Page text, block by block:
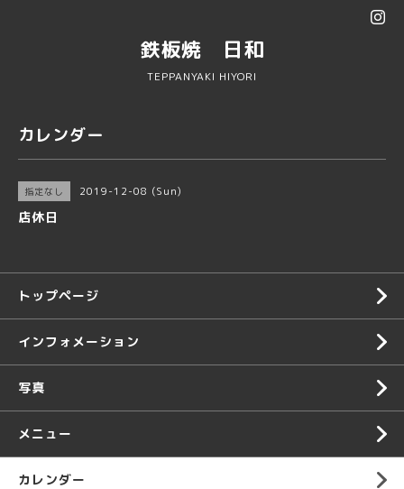
鉄板焼 日和
TEPPANYAKI HIYORI
カレンダー
指定なし 2019-12-08 (Sun)
店休日
トップページ
インフォメーション
写真
メニュー
カレンダー